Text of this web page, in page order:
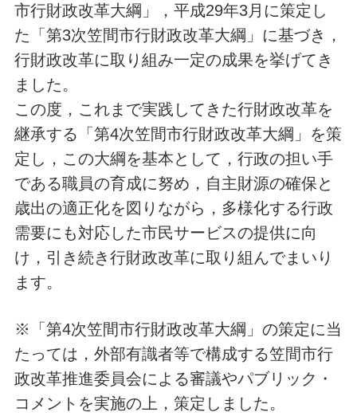
市行財政改革大綱」，平成29年3月に策定し
た「第3次笠間市行財政改革大綱」に基づき，
行財政改革に取り組み一定の成果を挙げてき
ました。
この度，これまで実践してきた行財政改革を
継承する「第4次笠間市行財政改革大綱」を策
定し，この大綱を基本として，行政の担い手
である職員の育成に努め，自主財源の確保と
歳出の適正化を図りながら，多様化する行政
需要にも対応した市民サービスの提供に向
け，引き続き行財政改革に取り組んでまいり
ます。
※「第4次笠間市行財政改革大綱」の策定に当
たっては，外部有識者等で構成する笠間市行
政改革推進委員会による審議やパブリック・
コメントを実施の上，策定しました。